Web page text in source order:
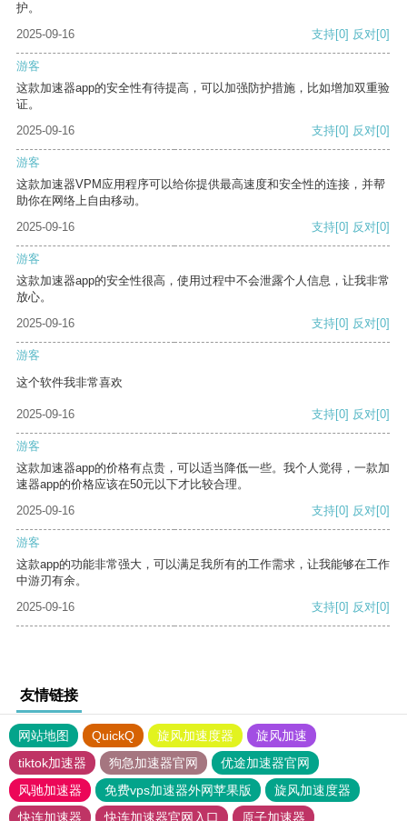
护。
2025-09-16
支持[0] 反对[0]
游客
这款加速器app的安全性有待提高，可以加强防护措施，比如增加双重验
证。
2025-09-16
支持[0] 反对[0]
游客
这款加速器VPM应用程序可以给你提供最高速度和安全性的连接，并帮
助你在网络上自由移动。
2025-09-16
支持[0] 反对[0]
游客
这款加速器app的安全性很高，使用过程中不会泄露个人信息，让我非常
放心。
2025-09-16
支持[0] 反对[0]
游客
这个软件我非常喜欢
2025-09-16 支持[0] 反对[0]
游客
这款加速器app的价格有点贵，可以适当降低一些。我个人觉得，一款加
速器app的价格应该在50元以下才比较合理。
2025-09-16
支持[0] 反对[0]
游客
这款app的功能非常强大，可以满足我所有的工作需求，让我能够在工作
中游刃有余。
2025-09-16
支持[0] 反对[0]
友情链接
网站地图 QuickQ 旋风加速度器
旋风加速
tiktok加速器
狗急加速器官网
优途加速器官网
风驰加速器
免费vps加速器外网苹果版
旋风加速度器
快连加速器
快连加速器官网入口 原子加速器